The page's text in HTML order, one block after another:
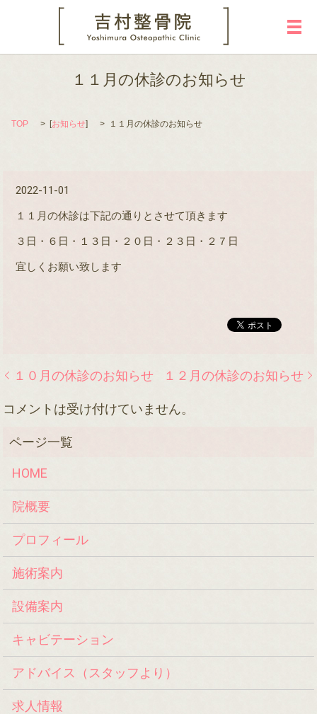
メ
１１月の休診のお知らせ
TOP [お知らせ] １１月の休診のお知らせ
2022-11-01
１１月の休診は下記の通りとさせて頂きます
３日・６日・１３日・２０日・２３日・２７日
宜しくお願い致します
１０月の休診のお知らせ １２月の休診のお知らせ
コメントは受け付けていません。
HOME
院概要
プロフィール
施術案内
設備案内
キャビテーション
アドバイス（スタッフより）
求人情報